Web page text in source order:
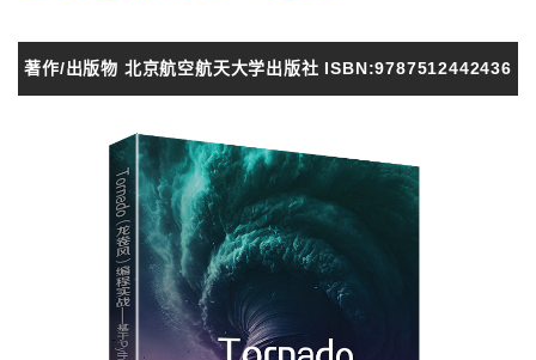
著作/出版物 北京航空航天大学出版社 ISBN:9787512442436